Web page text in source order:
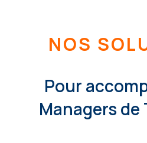
NOS
Pour
Managers